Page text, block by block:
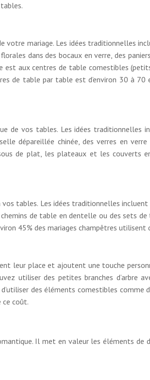
mariage. Les idées traditionnelles
dans des bocaux en verre, des
aux centres de table comestibles
de table par table est d’environ 30 à
de vos tables. Les idées traditionnelles
dépareillée chinée, des verres en
de plat, les plateaux et les couverts
tables. Les idées traditionnelles
de table en dentelle ou des sets
45% des mariages champêtres
leur place et ajoutent une touche
utiliser des petites branches d’arbre
des éléments comestibles comme
ce coût.
Il met en valeur les éléments